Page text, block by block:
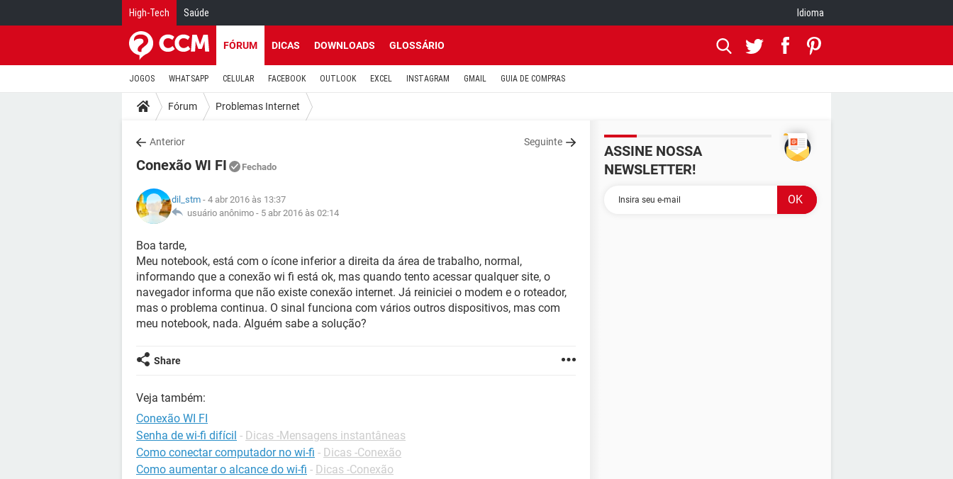
High-Tech Saúde Idioma
FÓRUM DICAS DOWNLOADS GLOSSÁRIO
JOGOS WHATSAPP CELULAR FACEBOOK OUTLOOK EXCEL INSTAGRAM GMAIL GUIA DE COMPRAS
Fórum Problemas Internet
Anterior Seguinte
Conexão WI FI Fechado
dil_stm - 4 abr 2016 às 13:37
usuário anônimo - 5 abr 2016 às 02:14
Boa tarde,
Meu notebook, está com o ícone inferior a direita da área de trabalho, normal,
informando que a conexão wi fi está ok, mas quando tento acessar qualquer site, o
navegador informa que não existe conexão internet. Já reiniciei o modem e o roteador,
mas o problema continua. O sinal funciona com vários outros dispositivos, mas com
meu notebook, nada. Alguém sabe a solução?
Share
Veja também:
Conexão WI FI
Senha de wi-fi difícil - Dicas -Mensagens instantâneas
Como conectar computador no wi-fi - Dicas -Conexão
Como aumentar o alcance do wi-fi - Dicas -Conexão
ASSINE NOSSA
NEWSLETTER!